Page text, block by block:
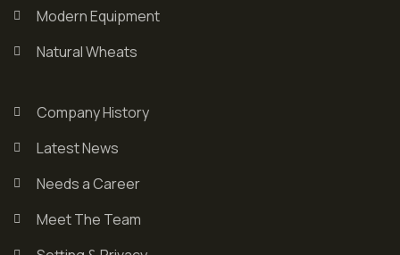
Modern Equipment
Natural Wheats
Company History
Latest News
Needs a Career
Meet The Team